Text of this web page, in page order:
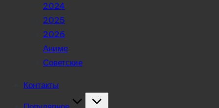
2024
2025
2026
Аниме
Советские
Контакты